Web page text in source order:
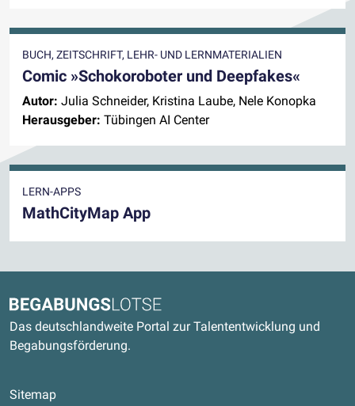
BUCH, ZEITSCHRIFT, LEHR- UND LERNMATERIALIEN
Comic »Schokoroboter und Deepfakes«
Autor: Julia Schneider, Kristina Laube, Nele Konopka
Herausgeber: Tübingen AI Center
LERN-APPS
MathCityMap App
Begabungslotse
Das deutschlandweite Portal zur Talententwicklung und
Begabungsförderung.
Sitemap